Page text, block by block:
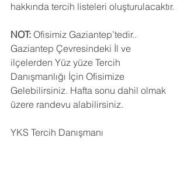
hakkında tercih listeleri oluşturulacaktır.
NOT: Ofisimiz Gaziantep’tedir..
Gaziantep Çevresindeki İl ve
ilçelerden Yüz yüze Tercih
Danışmanlığı İçin Ofisimize
Gelebilirsiniz. Hafta sonu dahil olmak
üzere randevu alabilirsiniz.
YKS Tercih Danışmanı